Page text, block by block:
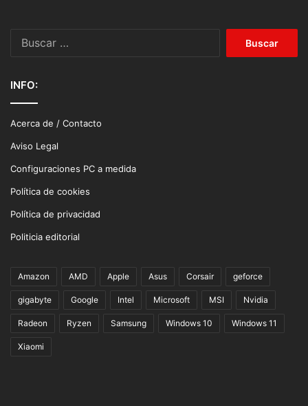
INFO:
Acerca de / Contacto
Aviso Legal
Configuraciones PC a medida
Política de cookies
Política de privacidad
Politicia editorial
Amazon AMD Apple Asus Corsair geforce
gigabyte Google Intel Microsoft MSI Nvidia
Radeon Ryzen Samsung Windows 10 Windows 11
Xiaomi